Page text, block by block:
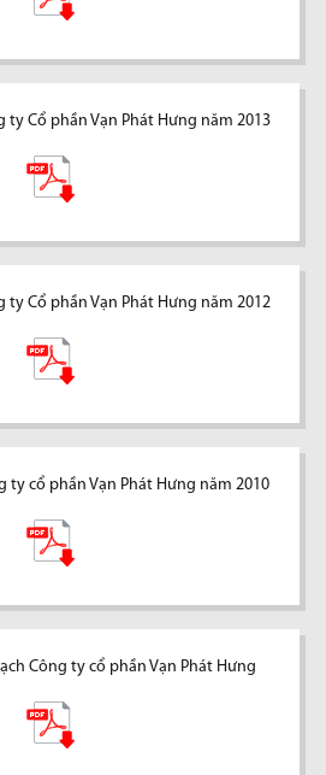
ty Cổ phần Vạn Phát Hưng năm 2013
ty Cổ phần Vạn Phát Hưng năm 2012
ty cổ phần Vạn Phát Hưng năm 2010
Công ty cổ phần Vạn Phát Hưng